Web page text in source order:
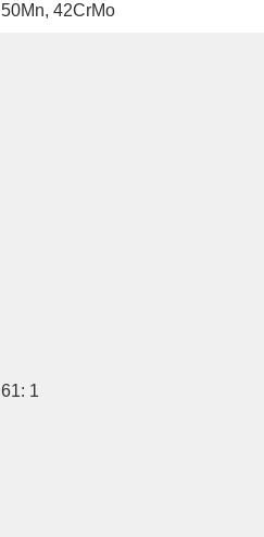
50Mn, 42CrMo
61: 1